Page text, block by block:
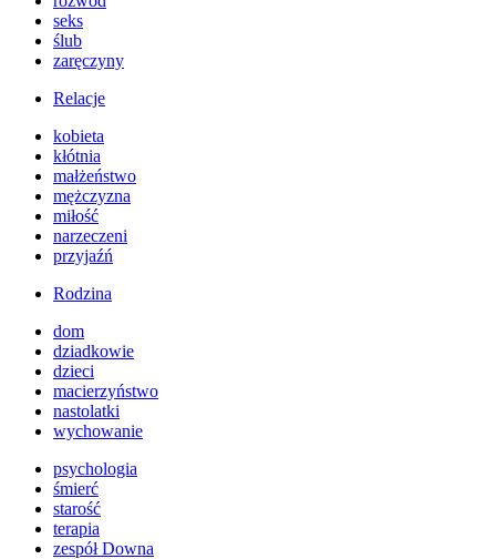
seks
ślub
zaręczyny
Relacje
kobieta
kłótnia
małżeństwo
mężczyzna
miłość
narzeczeni
przyjaźń
Rodzina
dom
dziadkowie
dzieci
macierzyństwo
nastolatki
wychowanie
psychologia
śmierć
starość
terapia
zespół Downa